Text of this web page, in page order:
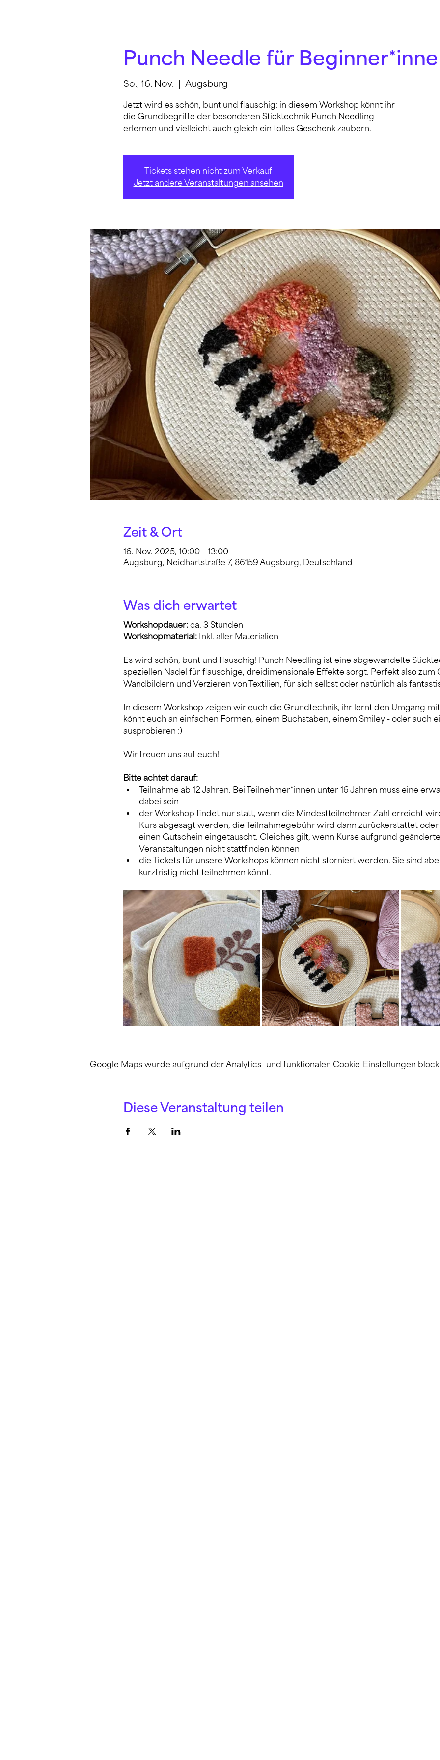
Punch Needle für
So., 16. Nov.
  |
Augsburg
Jetzt wird es schön, bunt und flauschig: in diesem Workshop könnt ihr
die Grundbegriffe der besonderen Sticktechnik Punch Needling
erlernen und vielleicht auch gleich ein tolles Geschenk zaubern.
Tickets stehen nicht zum Verkauf
Jetzt andere Veranstaltungen ansehen
Zeit & Ort
16. Nov. 2025, 10:00 – 13:00
Augsburg, Neidhartstraße 7, 86159 Augsburg, Deutschland
Was dich erwartet
Workshopdauer: ca. 3 Stunden
Workshopmaterial: Inkl. aller Materialien
Es wird schön, bunt und flauschig! Punch Needling ist eine abgewandelte
speziellen Nadel für flauschige, dreidimensionale Effekte sorgt. Perfekt also
Wandbildern und Verzieren von Textilien, für sich selbst oder natürlich als
In diesem Workshop zeigen wir euch die Grundtechnik, ihr lernt den Umgang
könnt euch an einfachen Formen, einem Buchstaben, einem Smiley - oder auch
ausprobieren :)
Wir freuen uns auf euch!
Bitte achtet darauf:
Teilnahme ab 12 Jahren. Bei Teilnehmer*innen unter 16 Jahren muss eine
dabei sein
der Workshop findet nur statt, wenn die Mindestteilnehmer-Zahl erreicht
Kurs abgesagt werden, die Teilnahmegebühr wird dann zurückerstattet
einen Gutschein eingetauscht. Gleiches gilt, wenn Kurse aufgrund
Veranstaltungen nicht stattfinden können
die Tickets für unsere Workshops können nicht storniert werden. Sie sind
kurzfristig nicht teilnehmen könnt.
Google Maps wurde aufgrund der Analytics- und funktionalen Cookie-Einstellungen
Diese Veranstaltung teilen